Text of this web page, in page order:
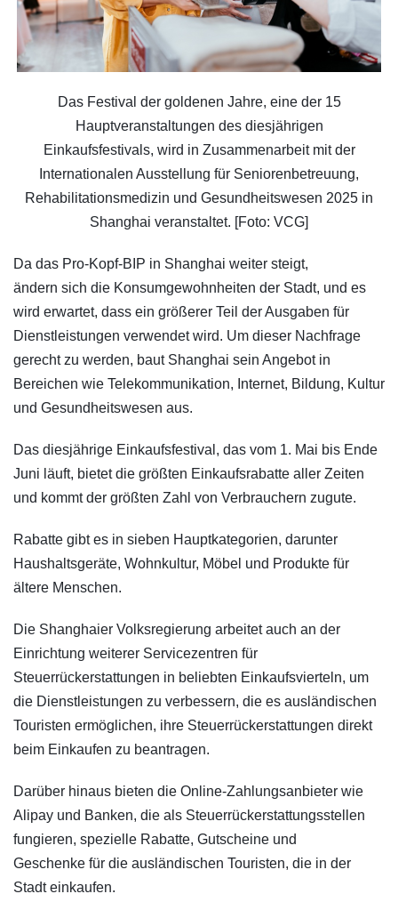
Das Festival der goldenen Jahre, eine der 15
Hauptveranstaltungen des diesjährigen
Einkaufsfestivals, wird in Zusammenarbeit mit der
Internationalen Ausstellung für Seniorenbetreuung,
Rehabilitationsmedizin und Gesundheitswesen 2025 in
Shanghai veranstaltet. [Foto: VCG]
Da das Pro-Kopf-BIP in Shanghai weiter steigt,
ändern sich die Konsumgewohnheiten der Stadt, und es
wird erwartet, dass ein größerer Teil der Ausgaben für
Dienstleistungen verwendet wird. Um dieser Nachfrage
gerecht zu werden, baut Shanghai sein Angebot in
Bereichen wie Telekommunikation, Internet, Bildung, Kultur
und Gesundheitswesen aus.
Das diesjährige Einkaufsfestival, das vom 1. Mai bis Ende
Juni läuft, bietet die größten Einkaufsrabatte aller Zeiten
und kommt der größten Zahl von Verbrauchern zugute.
Rabatte gibt es in sieben Hauptkategorien, darunter
Haushaltsgeräte, Wohnkultur, Möbel und Produkte für
ältere Menschen.
Die Shanghaier Volksregierung arbeitet auch an der
Einrichtung weiterer Servicezentren für
Steuerrückerstattungen in beliebten Einkaufsvierteln, um
die Dienstleistungen zu verbessern, die es ausländischen
Touristen ermöglichen, ihre Steuerrückerstattungen direkt
beim Einkaufen zu beantragen.
Darüber hinaus bieten die Online-Zahlungsanbieter wie
Alipay und Banken, die als Steuerrückerstattungsstellen
fungieren, spezielle Rabatte, Gutscheine und
Geschenke für die ausländischen Touristen, die in der
Stadt einkaufen.